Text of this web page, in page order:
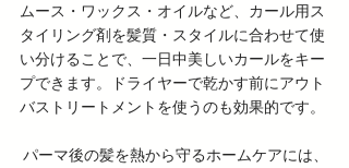
ムース・ワックス・オイルなど、カール用ス
タイリング剤を髪質・スタイルに合わせて使
い分けることで、一日中美しいカールをキー
プできます。ドライヤーで乾かす前にアウト
バストリートメントを使うのも効果的です。
パーマ後の髪を熱から守るホームケアには、